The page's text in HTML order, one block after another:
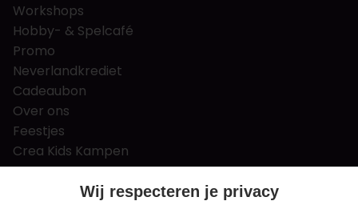
Workshops
Hobby- & Spelcafé
Promo
Neverlandkrediet
Cadeaubon
Over ons
Feestjes
Crea Kids Kampen
FAQ
Tips & tricksWij respecteren je privacy